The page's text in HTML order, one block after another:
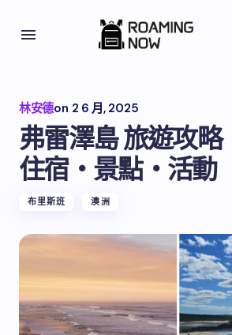
林安德on 2 6 月, 2025
弗雷澤島 旅遊攻略
住宿・景點・活動
布里斯班 澳洲